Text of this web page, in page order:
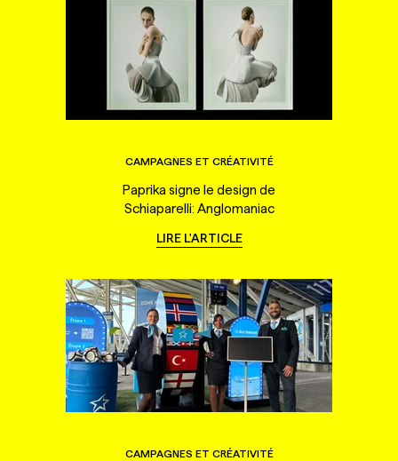
CAMPAGNES ET CRÉATIVITÉ
Paprika signe le design de
Schiaparelli: Anglomaniac
LIRE L'ARTICLE
CAMPAGNES ET CRÉATIVITÉ